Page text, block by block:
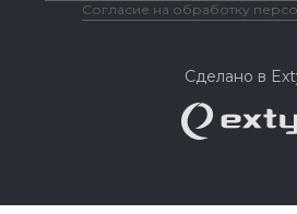
Согласие на обработку
Сделано в